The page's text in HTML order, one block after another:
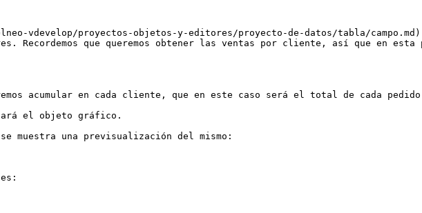
vdevelop/proyectos-objetos-y-editores/proyecto-de-datos/tabla/
que queremos obtener las ventas por cliente, así que en esta
acumular en cada cliente, que en este caso será el total de cada pedido:
el objeto gráfico.
muestra una previsualización del mismo: